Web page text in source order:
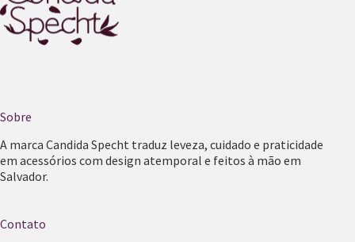
Sobre
A marca Candida Specht traduz leveza, cuidado e praticidade
em acessórios com design atemporal e feitos à mão em
Salvador.
Contato